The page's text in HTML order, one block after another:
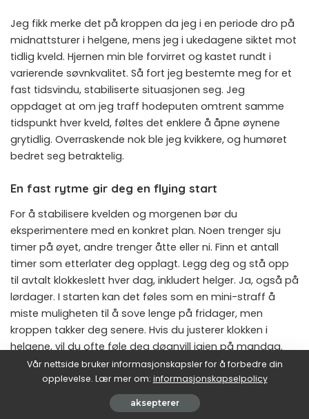
Jeg fikk merke det på kroppen da jeg i en periode dro på
midnattsturer i helgene, mens jeg i ukedagene siktet mot
tidlig kveld. Hjernen min ble forvirret og kastet rundt i
varierende søvnkvalitet. Så fort jeg bestemte meg for et
fast tidsvindu, stabiliserte situasjonen seg. Jeg
oppdaget at om jeg traff hodeputen omtrent samme
tidspunkt hver kveld, føltes det enklere å åpne øynene
grytidlig. Overraskende nok ble jeg kvikkere, og humøret
bedret seg betraktelig.
En fast rytme gir deg en flying start
For å stabilisere kvelden og morgenen bør du
eksperimentere med en konkret plan. Noen trenger sju
timer på øyet, andre trenger åtte eller ni. Finn et antall
timer som etterlater deg opplagt. Legg deg og stå opp
til avtalt klokkeslett hver dag, inkludert helger. Ja, også på
lørdager. I starten kan det føles som en mini-straff å
miste muligheten til å sove lenge på fridager, men
kroppen takker deg senere. Hvis du justerer klokken i
helgene, vil du ofte føle deg døgnvill igjen på mandag.
Spesialister på søvn i Norden minner om at mørketiden
og sommersolen kan påvirke den biologiske klokken.
Midtvinters i Norge kan man ha lite dagslys, noe som gjør
Vår nettside bruker informasjonskapsler for å forbedre din
opplevelse. Lær mer om: informasjonskapselpolicy
aksepterer